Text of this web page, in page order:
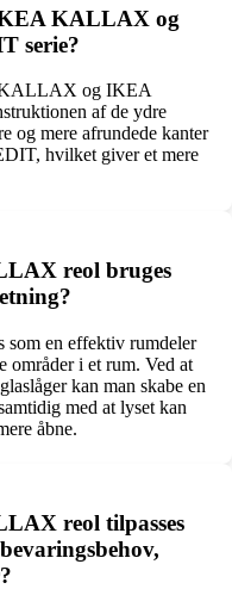
KALLAX og
serie?
KALLAX og IKEA
af de ydre
og mere afrundede kanter
hvilket giver et mere
reol bruges
en effektiv rumdeler
områder i et rum. Ved at
kan man skabe en
med at lyset kan
åbne.
reol tilpasses